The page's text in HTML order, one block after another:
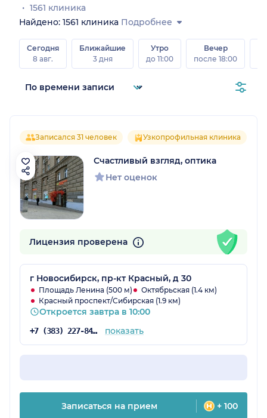
1561 клиника
Найдено: 1561 клиника Подробнее
Сегодня
8 авг.
Ближайшие
3 дня
Утро
до 11:00
Вечер
после 18:00
Записался 31 человек Узкопрофильная клиника
Счастливый взгляд, оптика
Нет оценок
Лицензия проверена
г Новосибирск, пр-кт Красный, д 30
Площадь Ленина (500 м)
Октябрьская (1.4 км)
Красный проспект/Сибирская (1.9 км)
Откроется завтра в 10:00
+7 (383) 227-84-65 показать
Записаться на прием + 100